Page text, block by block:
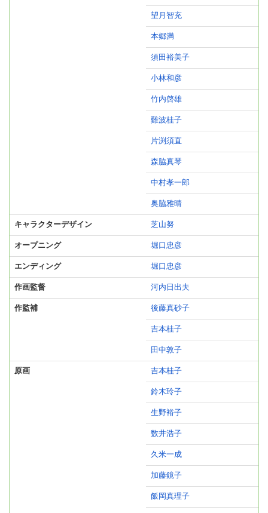
望月智充
本郷満
須田裕美子
小林和彦
竹内啓雄
難波桂子
片渕須直
森脇真琴
中村孝一郎
奥脇雅晴
キャラクターデザイン 芝山努
オープニング 堀口忠彦
エンディング 堀口忠彦
作画監督 河内日出夫
作監補 後藤真砂子
吉本桂子
田中敦子
原画 吉本桂子
鈴木玲子
生野裕子
数井浩子
久米一成
加藤鏡子
飯岡真理子